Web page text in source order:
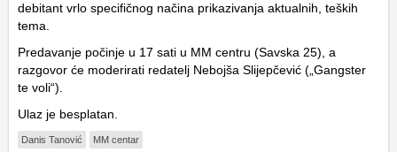
debitant vrlo specifičnog načina prikazivanja aktualnih, teških
tema.
Predavanje počinje u 17 sati u MM centru (Savska 25), a
razgovor će moderirati redatelj Nebojša Slijepčević („Gangster
te voli“).
Ulaz je besplatan.
Danis Tanović MM centar